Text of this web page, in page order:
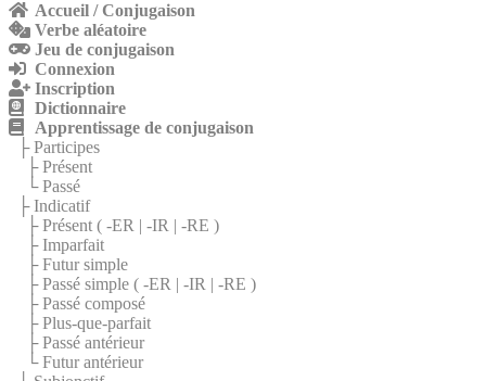
Accueil / Conjugaison
Verbe aléatoire
Jeu de conjugaison
Connexion
Inscription
Dictionnaire
Apprentissage de conjugaison
├ Participes
├ Présent
└ Passé
├ Indicatif
├ Présent ( -ER | -IR | -RE )
├ Imparfait
├ Futur simple
├ Passé simple ( -ER | -IR | -RE )
├ Passé composé
├ Plus-que-parfait
├ Passé antérieur
└ Futur antérieur